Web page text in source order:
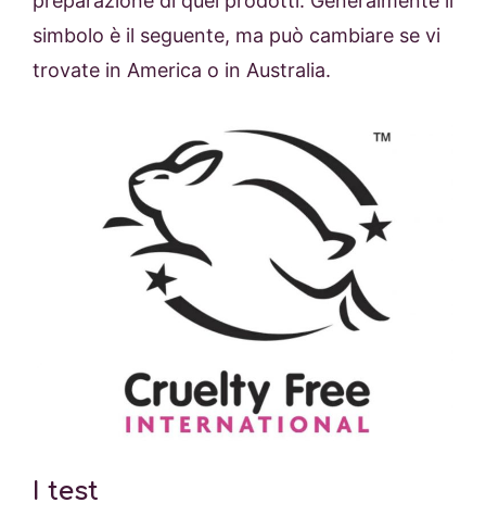
simbolo è il seguente, ma può cambiare se vi
trovate in America o in Australia.
I test